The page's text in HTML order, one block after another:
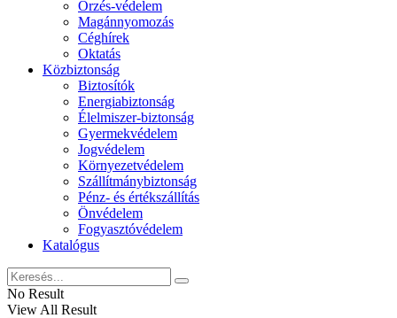
Őrzés-védelem
Magánnyomozás
Céghírek
Oktatás
Közbiztonság
Biztosítók
Energiabiztonság
Élelmiszer-biztonság
Gyermekvédelem
Jogvédelem
Környezetvédelem
Szállítmánybiztonság
Pénz- és értékszállítás
Önvédelem
Fogyasztóvédelem
Katalógus
No Result
View All Result